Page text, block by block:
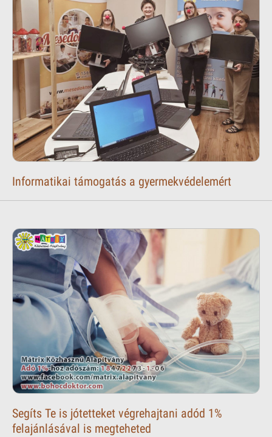
Informatikai támogatás a gyermekvédelemért
Segíts Te is jótetteket végrehajtani adód 1%
felajánlásával is megteheted